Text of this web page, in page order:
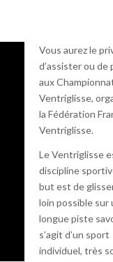
Vous aurez le
d’assister ou de
aux
Ventriglisse,
la Fédération
Ventriglisse.
Le Ventriglisse
discipline
but est de
loin possible sur
longue piste
s’agit d’un sport
individuel, très